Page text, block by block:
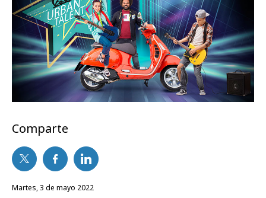
Comparte
martes, 3 de mayo 2022